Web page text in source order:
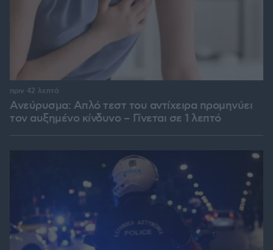
Ανεύρυσμα: Απλό τεστ του αντίχειρα προμηνύει
τον αυξημένο κίνδυνο – Γίνεται σε 1 λεπτό
πριν 42 λεπτά